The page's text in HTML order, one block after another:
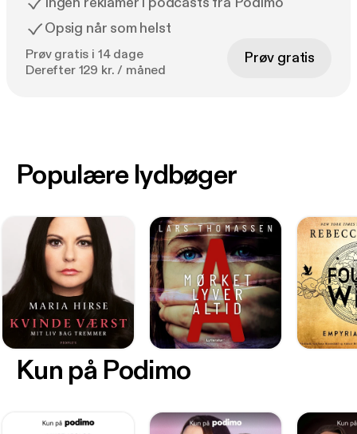
Opsig når som helst
Prøv gratis i 14 dage
Derefter 129 kr. / måned
Prøv gratis
Kun på Podimo
Populære lydbøger